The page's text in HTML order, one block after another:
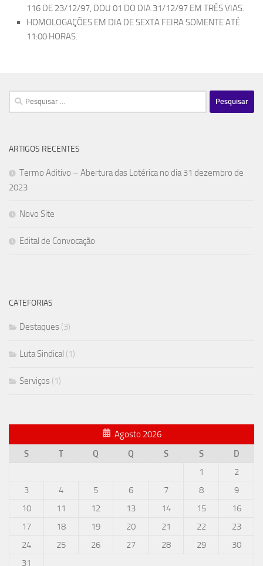
116 DE 23/12/97, DOU 01 DO DIA 31/12/97 EM TRÊS VIAS.
HOMOLOGAÇÕES EM DIA DE SEXTA FEIRA SOMENTE ATÉ
11:00 HORAS.
Pesquisar
por:
ARTIGOS RECENTES
Termo Aditivo – Abertura das Lotérica no dia 31 dezembro de
2023
Novo Site
Edital de Convocação
CATEFORIAS
Destaques (3)
Luta Sindical (1)
Serviços (1)
Agosto 2026
S
T Q Q S S
D
1
2
3
4 5 6 7 8
9
10
11 12 13 14 15
16
17
18 19 20 21 22
23
24
25 26 27 28 29
30
31